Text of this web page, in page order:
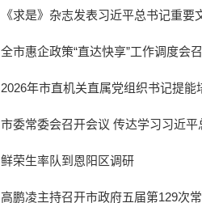
《求是》杂志发表习近平总书记重要
全市惠企政策“直达快享”工作调度会
2026年市直机关直属党组织书记提
市委常委会召开会议 传达学习习近
鲜荣生率队到恩阳区调研
高鹏凌主持召开市政府五届第129次